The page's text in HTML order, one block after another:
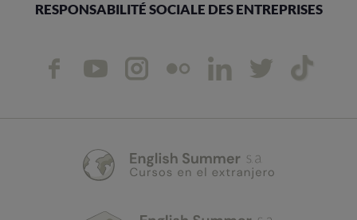
RESPONSABILITÉ SOCIALE DES ENTREPRISES